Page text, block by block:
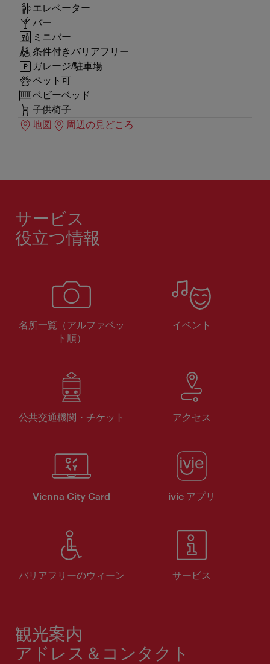
エレベーター
バー
ミニバー
条件付きバリアフリー
ガレージ/駐車場
ペット可
ベビーベッド
子供椅子
地図
周辺の見どころ
サービス
役立つ情報
名所一覧（アルファベッ
ト順）
イベント
公共交通機関・チケット アクセス
Vienna City Card ivie アプリ
バリアフリーのウィーン サービス
観光案内
アドレス＆コンタクト